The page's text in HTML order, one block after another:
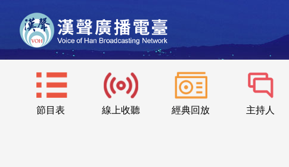
節目表 線上收聽 經典回放 主持人